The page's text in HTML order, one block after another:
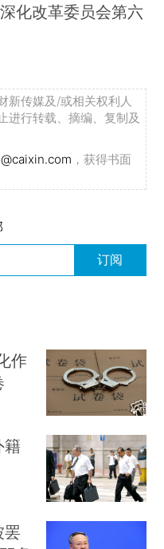
化改革委员会第六
新传媒及/或相关权利人
进行转载、摘编、复制及
，获得书面
订阅
作
籍
罢